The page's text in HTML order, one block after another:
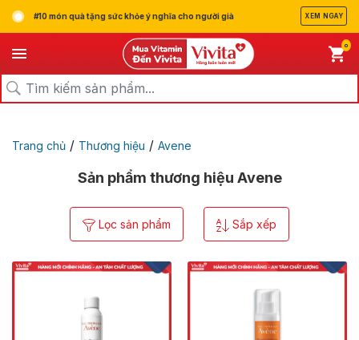
#10 món quà tặng sức khỏe ý nghĩa cho người già XEM NGAY
0
Trang chủ / Thương hiệu / Avene
Sản phẩm thương hiệu Avene
Lọc sản phẩm Sắp xếp